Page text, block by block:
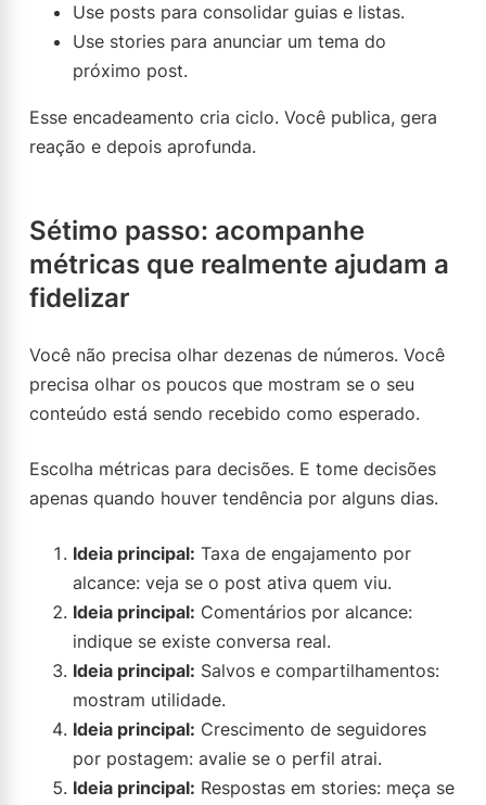
Use posts para consolidar guias e listas.
Use stories para anunciar um tema do
próximo post.
Esse encadeamento cria ciclo. Você publica, gera
reação e depois aprofunda.
Sétimo passo: acompanhe
métricas que realmente ajudam a
fidelizar
Você não precisa olhar dezenas de números. Você
precisa olhar os poucos que mostram se o seu
conteúdo está sendo recebido como esperado.
Escolha métricas para decisões. E tome decisões
apenas quando houver tendência por alguns dias.
Ideia principal: Taxa de engajamento por
alcance: veja se o post ativa quem viu.
Ideia principal: Comentários por alcance:
indique se existe conversa real.
Ideia principal: Salvos e compartilhamentos:
mostram utilidade.
Ideia principal: Crescimento de seguidores
por postagem: avalie se o perfil atrai.
Ideia principal: Respostas em stories: meça se